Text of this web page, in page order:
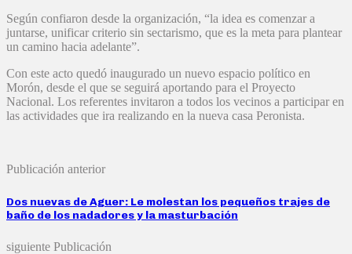
Según confiaron desde la organización, “la idea es comenzar a
juntarse, unificar criterio sin sectarismo, que es la meta para plantear
un camino hacia adelante”.
Con este acto quedó inaugurado un nuevo espacio político en
Morón, desde el que se seguirá aportando para el Proyecto
Nacional. Los referentes invitaron a todos los vecinos a participar en
las actividades que ira realizando en la nueva casa Peronista.
Publicación anterior
Dos nuevas de Aguer: Le molestan los pequeños trajes de
baño de los nadadores y la masturbación
siguiente Publicación